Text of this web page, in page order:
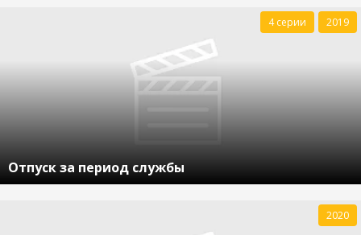
Отпуск за период службы
4 серии 2019
2020